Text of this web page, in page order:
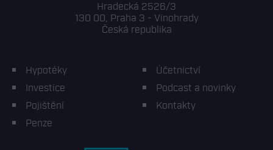
Hradecká 2526/3
130 00, Praha 3 - Vinohrady
Česká republika
Hypotéky
Investice
Pojištění
Penze
Účetnictví
Podcast a novinky
Kontakty